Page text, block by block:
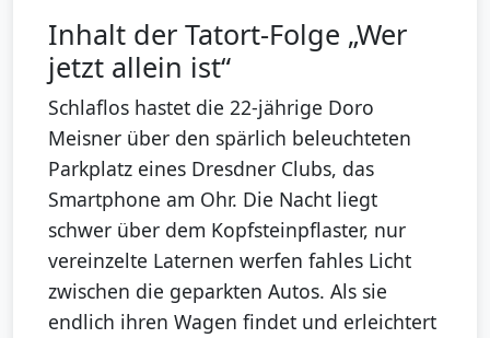
Inhalt der Tatort-Folge „Wer
jetzt allein ist“
Schlaflos hastet die 22-jährige Doro
Meisner über den spärlich beleuchteten
Parkplatz eines Dresdner Clubs, das
Smartphone am Ohr. Die Nacht liegt
schwer über dem Kopfsteinpflaster, nur
vereinzelte Laternen werfen fahles Licht
zwischen die geparkten Autos. Als sie
endlich ihren Wagen findet und erleichtert